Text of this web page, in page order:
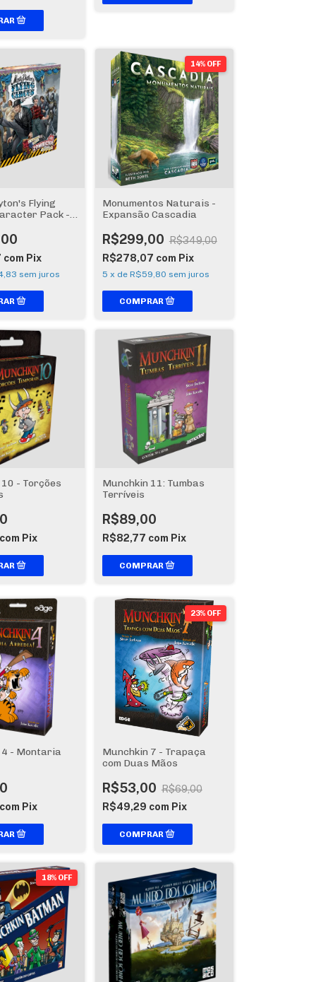
Flying
Pack -
com Pix
sem juros
14% OFF
Monumentos Naturais -
Expansão Cascadia
R$299,00 R$349,00
R$278,07 com Pix
5 x de R$59,80 sem juros
- Torções
Pix
Munchkin 11: Tumbas
Terríveis
R$89,00
R$82,77 com Pix
- Montaria
Pix
23% OFF
Munchkin 7 - Trapaça
com Duas Mãos
R$53,00 R$69,00
R$49,29 com Pix
18% OFF